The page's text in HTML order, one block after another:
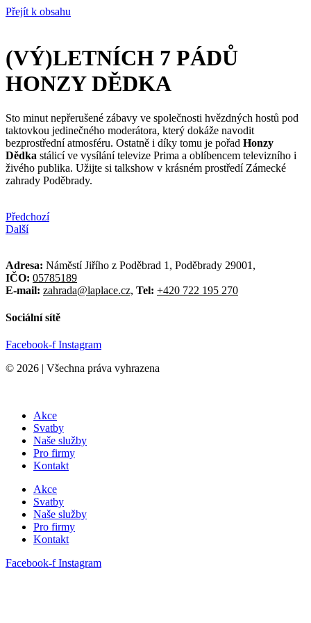
Přejít k obsahu
(VÝ)LETNÍCH 7 PÁDŮ
HONZY DĚDKA
Sto minut nepřerušené zábavy ve společnosti hvězdných hostů pod
taktovkou jedinečného moderátora, který dokáže navodit
bezprostřední atmosféru. Ostatně i díky tomu je pořad Honzy
Dědka stálicí ve vysílání televize Prima a oblíbencem televizního i
živého publika. Užijte si talkshow v krásném prostředí Zámecké
zahrady Poděbrady.
Předchozí
Další
Adresa: Náměstí Jiřího z Poděbrad 1, Poděbrady 29001,
IČO: 05785189
E-mail: zahrada@laplace.cz, Tel: +420 722 195 270
Sociální sítě
Facebook-f Instagram
© 2026 | Všechna práva vyhrazena
Akce
Svatby
Naše služby
Pro firmy
Kontakt
Akce
Svatby
Naše služby
Pro firmy
Kontakt
Facebook-f Instagram